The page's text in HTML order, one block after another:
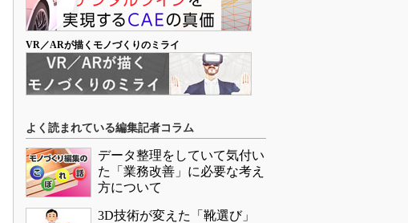
VR／ARが描くモノづくりのミライ
よく読まれている編集記者コラム
データ整理をしていて気付い
た「業務改善」に必要な考え
方について
3D技術が変えた「靴選び」